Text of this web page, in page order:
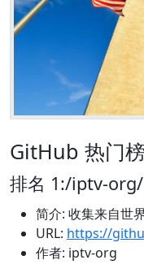
GitHub 热门
排名 1:/iptv-
简介: 收集来自世
URL: https://
作者: iptv-org